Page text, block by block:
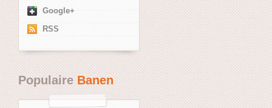
Google+
RSS
PopulaireBanen